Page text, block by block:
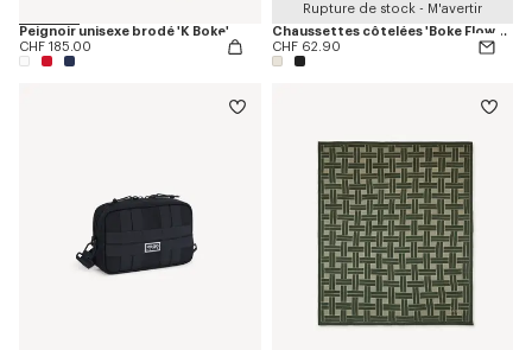
Peignoir unisexe brodé 'K Boke'
CHF 185.00
Rupture de stock - M'avertir
Chaussettes côtelées 'Boke Flower 2.0' en coton
CHF 62.90